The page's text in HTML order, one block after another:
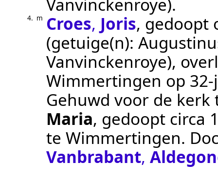
Vanvinckenroye).
4. m Croes, Joris, gedoopt
(getuige(n):
Vanvinckenroye),
Wimmertingen op
Gehuwd voor de
Maria, gedoopt circa
teWimmertingen.
Vanbrabant,